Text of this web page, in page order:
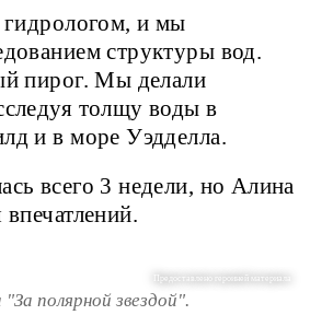
гидрологом, и мы
структуры вод.
пирог. Мы делали
толщу воды в
и в море Уэдделла.
всего 3 недели, но Алина
Предоставлено героиней материала
полярной звездой".